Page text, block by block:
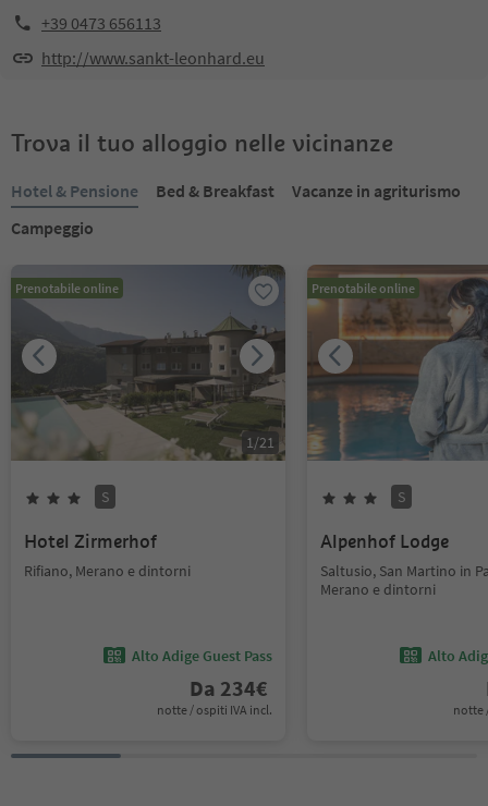
+39 0473 656113
http://www.sankt-leonhard.eu
Trova il tuo alloggio nelle vicinanze
Hotel & Pensione Bed & Breakfast
Vacanze in agriturismo
Campeggio
Prenotabile online
1/21
S
Hotel Zirmerhof
Rifiano, Merano e dintorni
Alto Adige Guest Pass
Da 234€
notte / ospiti IVA incl.
Prenotabile online
S
Alpenhof Lodge
Saltusio, San Martino in
Merano e dintorni
Alto
notte